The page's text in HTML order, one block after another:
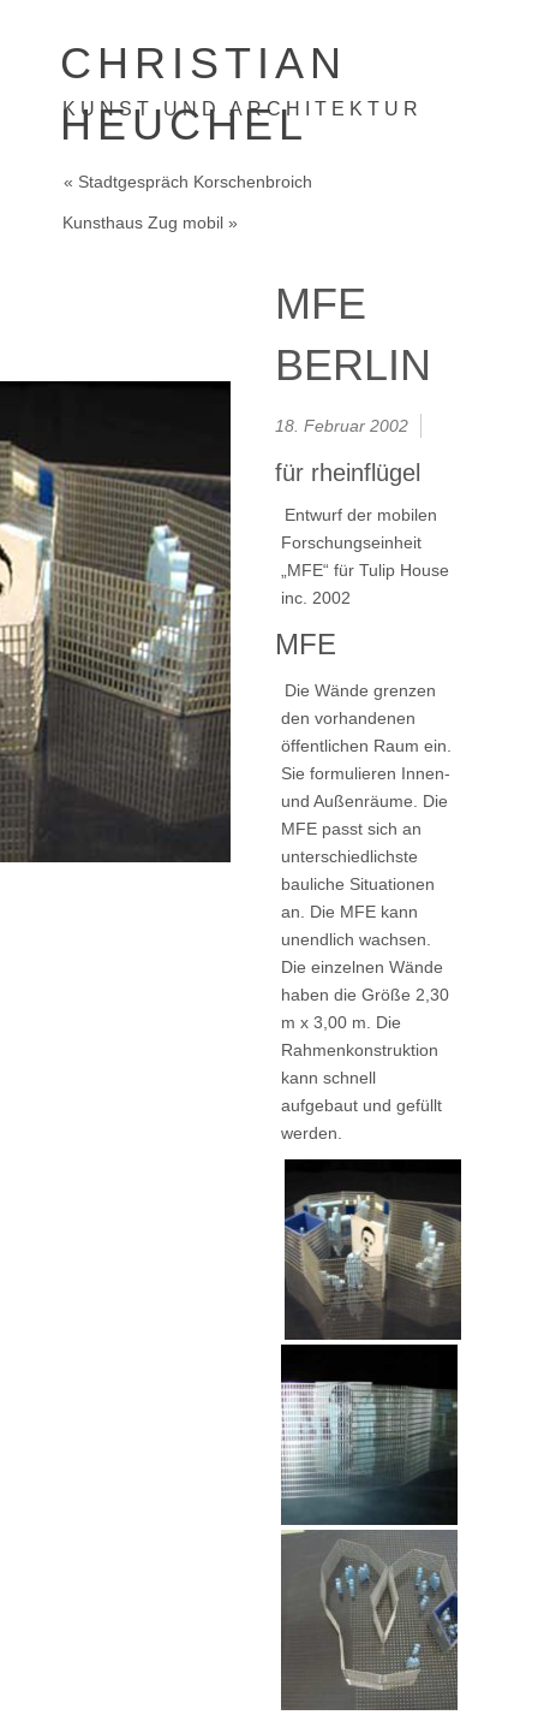
CHRISTIAN
HEUCHEL
KUNST UND ARCHITEKTUR
« Stadtgespräch Korschenbroich
Kunsthaus Zug mobil »
MFE
BERLIN
18. Februar 2002
für rheinflügel
Entwurf der mobilen
Forschungseinheit
„MFE“ für Tulip House
inc. 2002
MFE
Die Wände grenzen
den vorhandenen
öffentlichen Raum ein.
Sie formulieren Innen-
und Außenräume. Die
MFE passt sich an
unterschiedlichste
bauliche Situationen
an. Die MFE kann
unendlich wachsen.
Die einzelnen Wände
haben die Größe 2,30
m x 3,00 m. Die
Rahmenkonstruktion
kann schnell
aufgebaut und gefüllt
werden.